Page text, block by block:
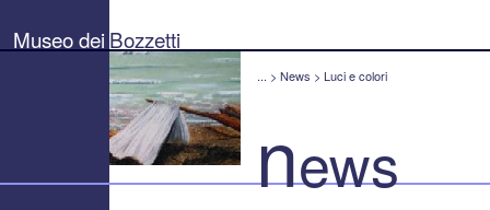
Bozzetti
"Pierluigi
Museo dei Bozzetti
... > News > Luci e colori
news